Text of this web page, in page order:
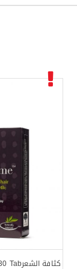
كثافة الشعرNew Nordic Hair Volume 30 Tab